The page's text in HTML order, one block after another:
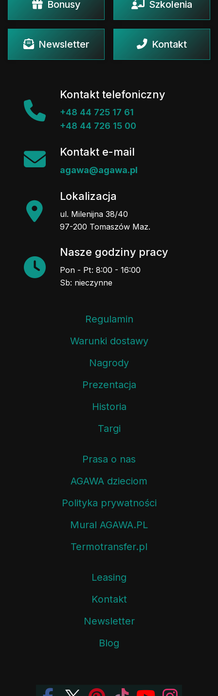
Bonusy Szkolenia
Newsletter Kontakt
Kontakt telefoniczny
+48 44 725 17 61
+48 44 726 15 00
Kontakt e-mail
agawa@agawa.pl
Lokalizacja
ul. Milenijna 38/40
97-200 Tomaszów Maz.
Nasze godziny pracy
Pon - Pt: 8:00 - 16:00
Sb: nieczynne
Regulamin
Warunki dostawy
Nagrody
Prezentacja
Historia
Targi
Prasa o nas
AGAWA dzieciom
Polityka prywatności
Mural AGAWA.PL
Termotransfer.pl
Leasing
Kontakt
Newsletter
Blog